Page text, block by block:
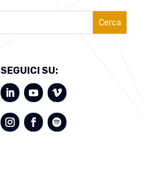
Cerca
SEGUICI SU: